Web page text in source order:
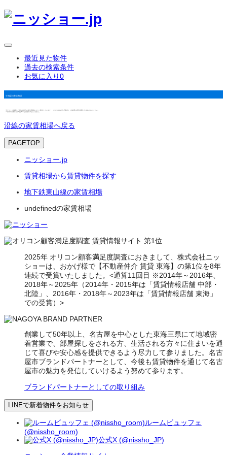
最近見た物件
過去の検索条件
お気に入り0
今池駅の家賃相場
当サイトで掲載した築3年以内の物件情報をもとに算出しています。（2025年12月1日時点） 共益費は表示金額に含まれておりません。
※家賃表示額には共益費等は含まれておりません。
沿線の家賃相場へ戻る
PAGETOP
ニッショー.jp
賃貸相場から賃貸物件を探す
地下鉄東山線の家賃相場
undefinedの家賃相場
2025年 オリコン顧客満足度調査におきまして、株式会社ニッ
ショーは、おかげ様で【不動産仲介 賃貸 東海】の第1位を8年
連続で受賞いたしました。<通算11回目 ※2014年～2016年、
2018年～2025年（2014年・2015年は「賃貸情報店舗 中部・
北陸」、2016年・2018年～2023年は「賃貸情報店舗 東海」
での受賞）>
創業して50年以上、名古屋を中心とした東海三県にて地域密
着営業で、部屋探しをされる方、生活される方々に住まいを通
じて喜びや安心感を提供できるよう尽力して参りました。名古
屋市ブランドパートナーとして、今後も賃貸物件を通じて名古
屋市の魅力を発信していけるよう努めて参ります。
ブランドパートナーとしての取り組み
LINEで新着物件をお知らせ
ルームビュッフェ
(@nissho_room)
公式X (@nissho_JP)